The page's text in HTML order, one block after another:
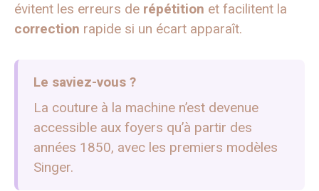
évitent les erreurs de répétition et facilitent la
correction rapide si un écart apparaît.
Le saviez-vous ?
La couture à la machine n’est devenue
accessible aux foyers qu’à partir des
années 1850, avec les premiers modèles
Singer.